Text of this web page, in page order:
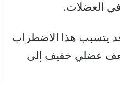
العضلات.
يتسبب هذا الاضطراب
عضلي خفيف إلى